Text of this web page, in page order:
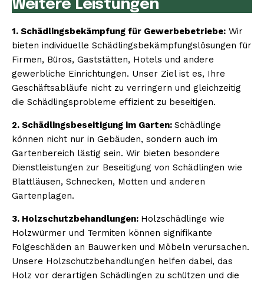
Weitere Leistungen
1. Schädlingsbekämpfung für Gewerbebetriebe: Wir
bieten individuelle Schädlingsbekämpfungslösungen für
Firmen, Büros, Gaststätten, Hotels und andere
gewerbliche Einrichtungen. Unser Ziel ist es, Ihre
Geschäftsabläufe nicht zu verringern und gleichzeitig
die Schädlingsprobleme effizient zu beseitigen.
2. Schädlingsbeseitigung im Garten: Schädlinge
können nicht nur in Gebäuden, sondern auch im
Gartenbereich lästig sein. Wir bieten besondere
Dienstleistungen zur Beseitigung von Schädlingen wie
Blattläusen, Schnecken, Motten und anderen
Gartenplagen.
3. Holzschutzbehandlungen: Holzschädlinge wie
Holzwürmer und Termiten können signifikante
Folgeschäden an Bauwerken und Möbeln verursachen.
Unsere Holzschutzbehandlungen helfen dabei, das
Holz vor derartigen Schädlingen zu schützen und die